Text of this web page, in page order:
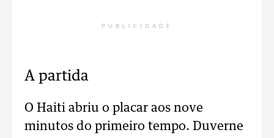
PUBLICIDADE
A partida
O Haiti abriu o placar aos nove
minutos do primeiro tempo. Duverne